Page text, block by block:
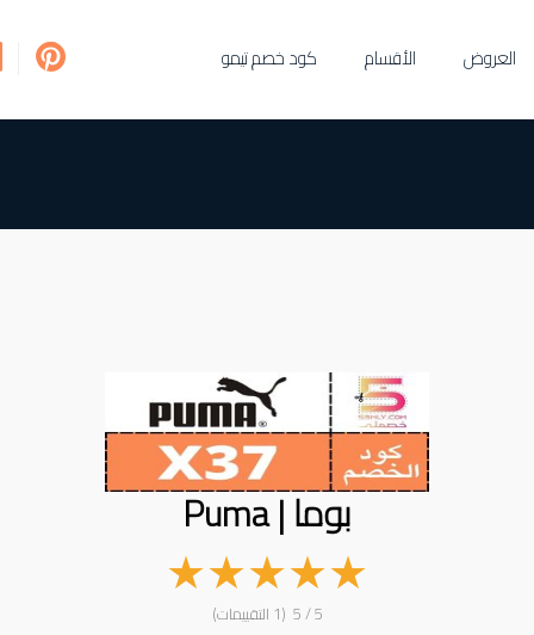
العروض الأقسام كود خصم تيمو
بوما | Puma
★
★
★
★
★ 5 / 5 (1 التقييمات)